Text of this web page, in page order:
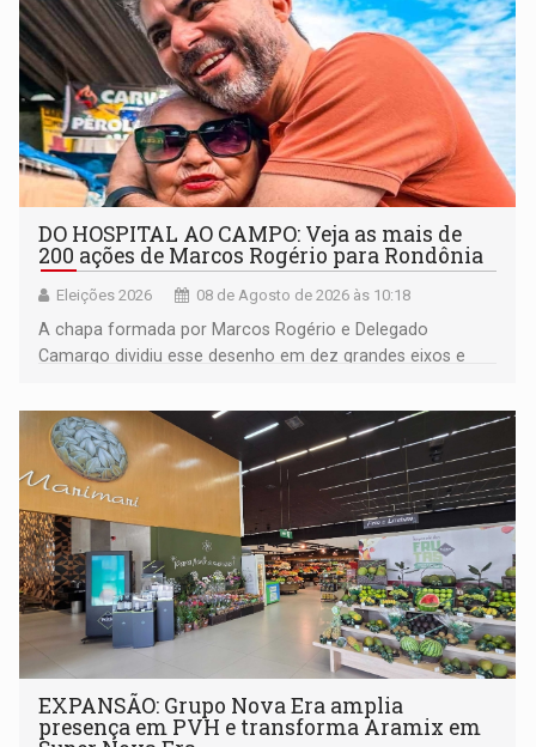
DO HOSPITAL AO CAMPO: Veja as mais de
200 ações de Marcos Rogério para Rondônia
Eleições 2026 08 de Agosto de 2026 às 10:18
A chapa formada por Marcos Rogério e Delegado
Camargo dividiu esse desenho em dez grandes eixos e
EXPANSÃO: Grupo Nova Era amplia
presença em PVH e transforma Aramix em